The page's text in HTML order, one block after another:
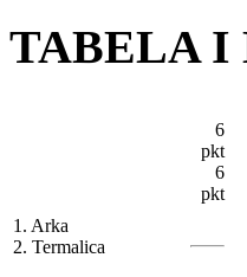
TABELA
1. Arka
2. Termalica
6
pkt
6
pkt